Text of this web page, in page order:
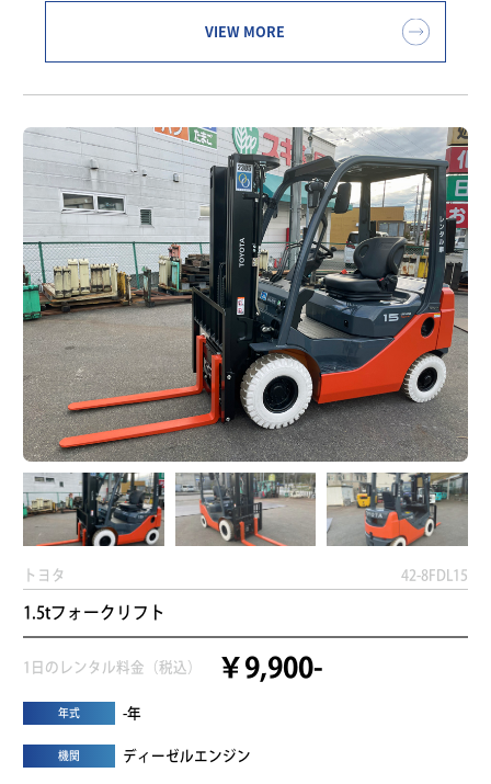
VIEW MORE
トヨタ 42-8FDL15
1.5tフォークリフト
1日のレンタル料金（税込） ￥9,900-
年式 -年
機関 ディーゼルエンジン